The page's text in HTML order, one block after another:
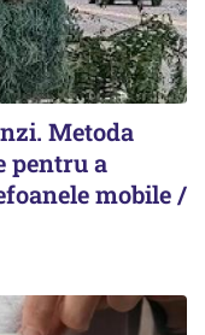
Metoda
pentru a
mobile /